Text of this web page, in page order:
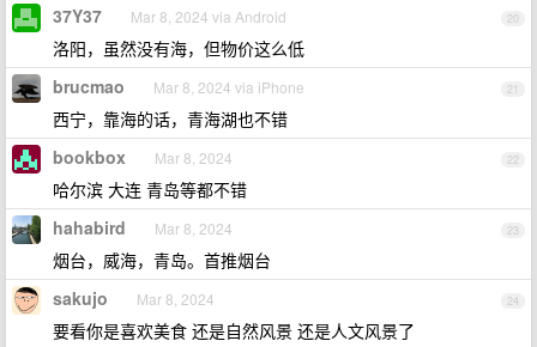
20
37Y37 Mar 8, 2024 via Android
洛阳，虽然没有海，但物价这么低
21
brucmao Mar 8, 2024 via iPhone
西宁，靠海的话，青海湖也不错
22
bookbox Mar 8, 2024
哈尔滨 大连 青岛等都不错
23
hahabird Mar 8, 2024
烟台，威海，青岛。首推烟台
24
sakujo Mar 8, 2024
要看你是喜欢美食 还是自然风景 还是人文风景了